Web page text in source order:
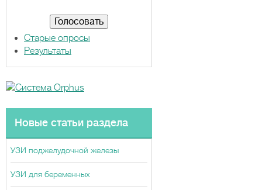
Старые опросы
Результаты
Новые статьи раздела
УЗИ поджелудочной железы
УЗИ для беременных